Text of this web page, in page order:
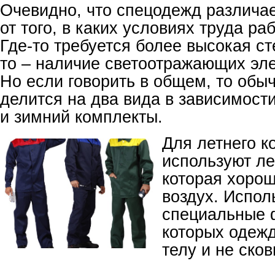
Очевидно, что спецодежд
от того, в каких условиях труда
Где-то требуется более высокая
то – наличие светоотражающих
Но если говорить в общем, то
делится на два вида в
и зимний комплекты.
Для летнего
используют
которая
воздух.
специальные
которых
телу и не